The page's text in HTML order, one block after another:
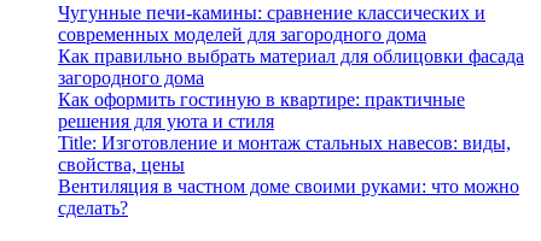
Чугунные печи-камины: сравнение классических и
современных моделей для загородного дома
Как правильно выбрать материал для облицовки фасада
загородного дома
Как оформить гостиную в квартире: практичные
решения для уюта и стиля
Title: Изготовление и монтаж стальных навесов: виды,
свойства, цены
Вентиляция в частном доме своими руками: что можно
сделать?